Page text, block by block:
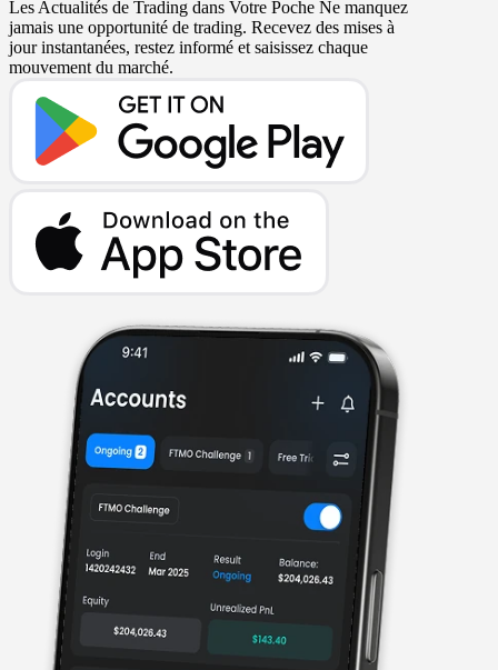
Les Actualités de Trading dans Votre Poche Ne manquez
jamais une opportunité de trading. Recevez des mises à
jour instantanées, restez informé et saisissez chaque
mouvement du marché.